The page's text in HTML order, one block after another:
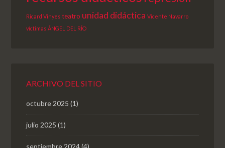
Ricard Vinyes teatro unidad didáctica Vicente Navarro
víctimas ÁNGEL DEL RÍO
ARCHIVO DEL SITIO
octubre 2025 (1)
julio 2025 (1)